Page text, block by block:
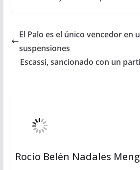
El Palo es el único vencedor en
suspensiones
Escassi, sancionado con un
Rocío Belén Nadales